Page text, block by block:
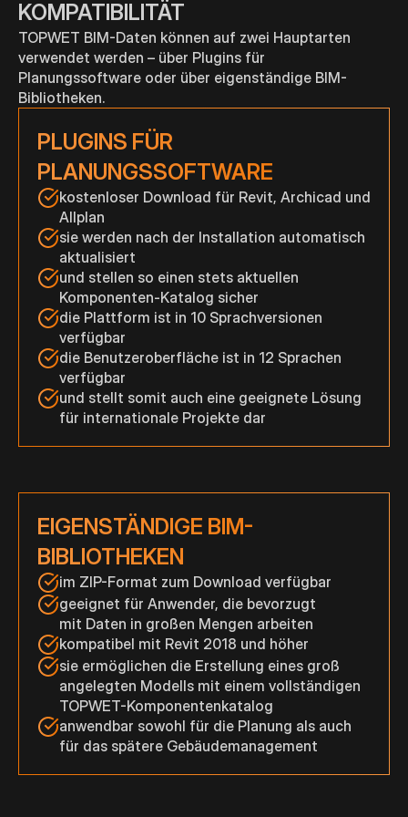
KOMPATIBILITÄT
TOPWET BIM-Daten können auf zwei Hauptarten
verwendet werden – über Plugins für
Planungssoftware oder über eigenständige BIM-
Bibliotheken.
PLUGINS FÜR
PLANUNGSSOFTWARE
kostenloser Download für Revit, Archicad und
Allplan
sie werden nach der Installation automatisch
aktualisiert
und stellen so einen stets aktuellen
Komponenten-Katalog sicher
die Plattform ist in 10 Sprachversionen
verfügbar
die Benutzeroberfläche ist in 12 Sprachen
verfügbar
und stellt somit auch eine geeignete Lösung
für internationale Projekte dar
EIGENSTÄNDIGE BIM-
BIBLIOTHEKEN
im ZIP-Format zum Download verfügbar
geeignet für Anwender, die bevorzugt
mit Daten in großen Mengen arbeiten
kompatibel mit Revit 2018 und höher
sie ermöglichen die Erstellung eines groß
angelegten Modells mit einem vollständigen
TOPWET-Komponentenkatalog
anwendbar sowohl für die Planung als auch
für das spätere Gebäudemanagement